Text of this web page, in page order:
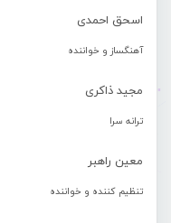
اسحق احمدی
آهنگساز و خواننده
مجید ذاکری
ترانه سرا
معین راهبر
تنظیم کننده و خواننده